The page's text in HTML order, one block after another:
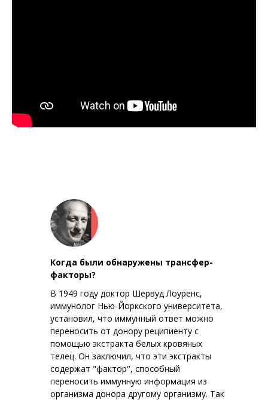
Когда были обнаружены трансфер-
факторы?
В 1949 году доктор Шервуд Лоуренс,
иммунолог Нью-Йоркского университета,
установил, что иммунный ответ можно
переносить от донору реципиенту с
помощью экстракта белых кровяных
телец. Он заключил, что эти экстракты
содержат "фактор", способный
переносить иммунную информация из
организма донора другому организму. Так